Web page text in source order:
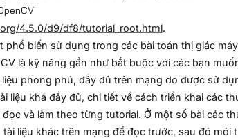
4.5.0/d9/df8/tutorial_root.html.
phổ biến sử dụng trong các bài toán thị giác
là kỹ năng gần như bắt buộc với các bạn
phong phú, đầy đủ trên mạng do được sử
liệu khá đầy đủ, chi tiết về cách triển khai các
đọc và làm theo từng tutorial. Ở một số bài các
liệu khác trên mạng để đọc trước, sau đó